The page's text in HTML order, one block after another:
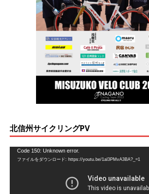
北信州サイクリングPV
Code 150: Unknown error.
ファイルをダウンロード: https://youtu.be/1al3PMvA3BA?_=1